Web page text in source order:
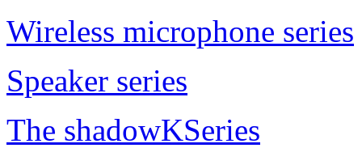
Wireless microphone series
Speaker series
The shadowKSeries